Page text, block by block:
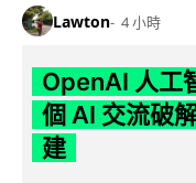
Lawton 4 小時
OpenAI 人工
個 AI 交流破
建